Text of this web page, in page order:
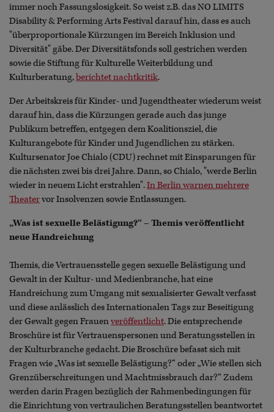
immer noch Fassungslosigkeit. So weist z.B. das NO LIMITS
Disability & Performing Arts Festival darauf hin, dass es auch
"überproportionale Kürzungen im Bereich Inklusion und
Diversität" gäbe. Der Diversitätsfonds soll gestrichen werden
sowie die Stiftung für Kulturelle Weiterbildung und
Kulturberatung,berichtet nachtkritik.
Der Arbeitskreis für Kinder- und Jugendtheater wiederum weist
darauf hin, dass die Kürzungen gerade auch das junge
Publikum betreffen, entgegen dem Koalitionsziel, die
Kulturangebote für Kinder und Jugendlichen zu stärken.
Kultursenator Joe Chialo (CDU) rechnet mit Einsparungen für
die nächsten zwei bis drei Jahre. Dann, so Chialo, "werde Berlin
wieder in neuem Licht erstrahlen".In Berlin warnen mehrere
Theatervor Insolvenzen sowie Entlassungen.
„Was ist sexuelle Belästigung?“ – Themis veröffentlicht
neue Handreichung
Themis, die Vertrauensstelle gegen sexuelle Belästigung und
Gewalt in der Kultur- und Medienbranche, hat eine
Handreichung zum Umgang mit sexualisierter Gewalt verfasst
und diese anlässlich des Internationalen Tags zur Beseitigung
der Gewalt gegen Frauenveröffentlicht. Die entsprechende
Broschüre ist für Vertrauenspersonen und Beratungsstellen in
der Kulturbranche gedacht. Die Broschüre befasst sich mit
Fragen wie „Was ist sexuelle Belästigung?“ oder „Wie stellen sich
Grenzüberschreitungen und Machtmissbrauch dar?“ Zudem
werden darin Fragen bezüglich der Rahmenbedingungen für
die Einrichtung von vertraulichen Beratungsstellen beantwortet